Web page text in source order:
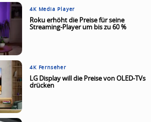
4K Media Player
Roku erhöht die Preise für seine
Streaming-Player um bis zu 60 %
4K Fernseher
LG Display will die Preise von OLED-TVs
drücken